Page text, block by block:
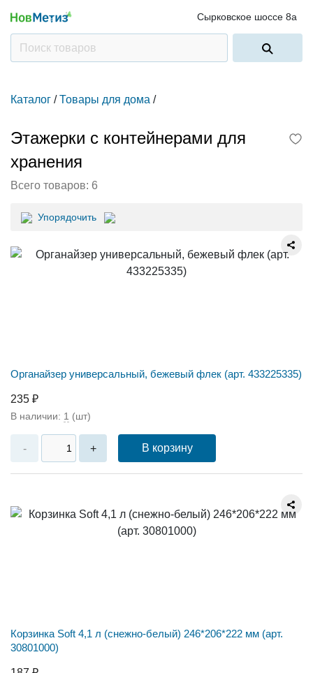
Сырковское шоссе 8а
Каталог / Товары для дома /
Этажерки с контейнерами для
хранения
Всего товаров: 6
Упорядочить
Органайзер универсальный, бежевый флек (арт. 433225335)
235 ₽
В наличии: 1 (шт)
- + В корзину
Корзинка Soft 4,1 л (снежно-белый) 246*206*222 мм (арт.
30801000)